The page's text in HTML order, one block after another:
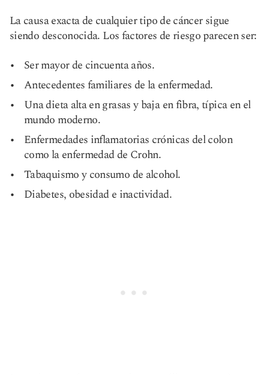
La causa exacta de cualquier tipo de cáncer sigue
siendo desconocida. Los factores de riesgo parecen ser:
Ser mayor de cincuenta años.
Antecedentes familiares de la enfermedad.
Una dieta alta en grasas y baja en fibra, típica en el
mundo moderno.
Enfermedades inflamatorias crónicas del colon
como la enfermedad de Crohn.
Tabaquismo y consumo de alcohol.
Diabetes, obesidad e inactividad.